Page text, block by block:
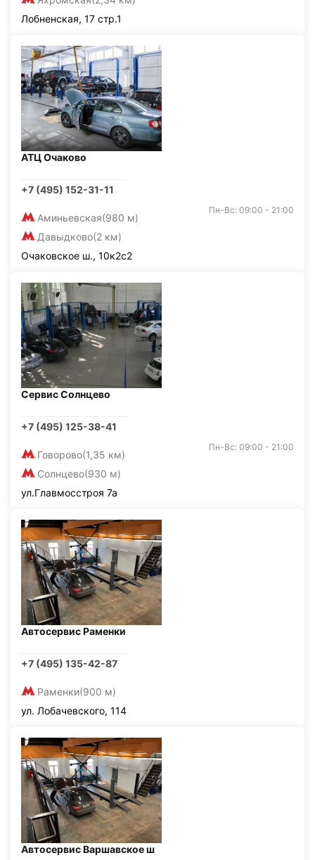
Лобненская, 17 стр.1
АТЦ Очаково
+7 (495) 152-31-11
Аминьевская(980 м)
Давыдково(2 км)
Пн-Вс: 09:00 - 21:00
Очаковское ш., 10к2с2
Сервис Солнцево
+7 (495) 125-38-41
Говорово(1,35 км)
Солнцево(930 м)
Пн-Вс: 09:00 - 21:00
ул.Главмосстроя 7а
Автосервис Раменки
+7 (495) 135-42-87
Раменки(900 м)
ул. Лобачевского, 114
Автосервис Варшавское ш